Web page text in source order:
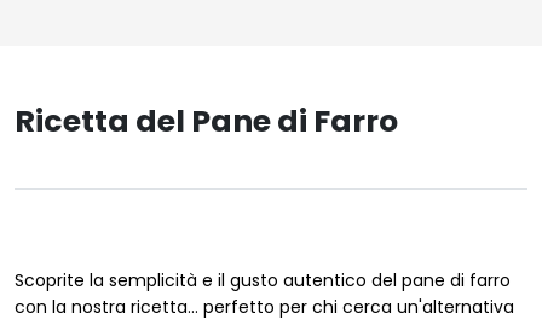
Ricetta del Pane di Farro
Scoprite la semplicità e il gusto autentico del pane di farro
con la nostra ricetta... perfetto per chi cerca un'alternativa